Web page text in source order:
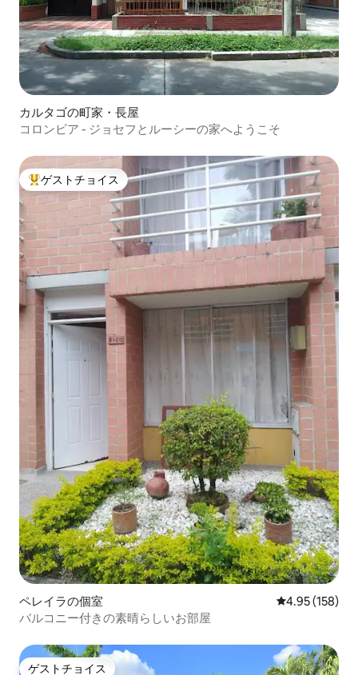
カルタゴの町家・長屋
コロンビア - ジョセフとルーシーの家へようこそ
大好評のゲストチョイスです。
ゲストチョイス
ペレイラの個室 レビュー158
4.95 (158)
バルコニー付きの素晴らしいお部屋
ゲストチョイス